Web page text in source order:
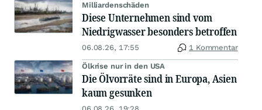
Milliardenschäden
Diese Unternehmen sind vom
Niedrigwasser besonders betroffen
06.08.26, 17:55 1 Kommentar
Ölkrise nur in den USA
Die Ölvorräte sind in Europa, Asien
kaum gesunken